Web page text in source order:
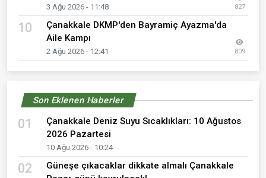
3 Ağu 2026 - 11:48 827
10
Çanakkale DKMP'den Bayramiç Ayazma'da
Aile Kampı
2 Ağu 2026 - 12:41 809
Son Eklenen Haberler
01
Çanakkale Deniz Suyu Sıcaklıkları: 10 Ağustos
2026 Pazartesi
10 Ağu 2026 - 10:24
02
Güneşe çıkacaklar dikkate almalı Çanakkale